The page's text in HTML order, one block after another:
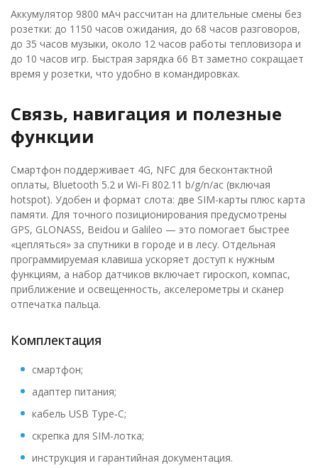
Аккумулятор 9800 мАч рассчитан на длительные смены без
розетки: до 1150 часов ожидания, до 68 часов разговоров,
до 35 часов музыки, около 12 часов работы тепловизора и
до 10 часов игр. Быстрая зарядка 66 Вт заметно сокращает
время у розетки, что удобно в командировках.
Связь, навигация и полезные
функции
Смартфон поддерживает 4G, NFC для бесконтактной
оплаты, Bluetooth 5.2 и Wi‑Fi 802.11 b/g/n/ac (включая
hotspot). Удобен и формат слота: две SIM-карты плюс карта
памяти. Для точного позиционирования предусмотрены
GPS, GLONASS, Beidou и Galileo — это помогает быстрее
«цепляться» за спутники в городе и в лесу. Отдельная
программируемая клавиша ускоряет доступ к нужным
функциям, а набор датчиков включает гироскоп, компас,
приближение и освещенность, акселерометры и сканер
отпечатка пальца.
Комплектация
смартфон;
адаптер питания;
кабель USB Type‑C;
скрепка для SIM-лотка;
инструкция и гарантийная документация.